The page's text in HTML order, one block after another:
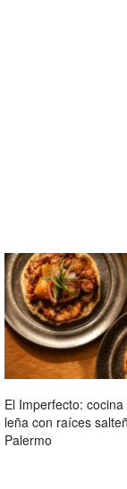
El Imperfecto:
leña con raíces
Palermo